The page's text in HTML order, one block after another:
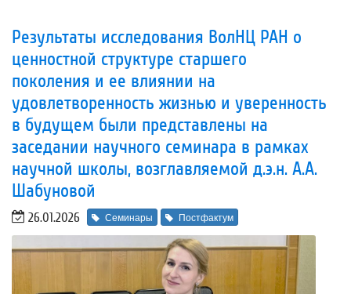
Результаты исследования ВолНЦ РАН о
ценностной структуре старшего
поколения и ее влиянии на
удовлетворенность жизнью и уверенность
в будущем были представлены на
заседании научного семинара в рамках
научной школы, возглавляемой д.э.н. А.А.
Шабуновой
26.01.2026 Семинары Постфактум